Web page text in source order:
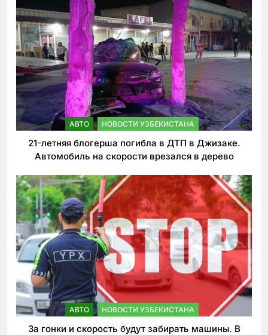
АВТО НОВОСТИ УЗБЕКИСТАНА
21-летняя блогерша погибла в ДТП в Джизаке.
Автомобиль на скорости врезался в дерево
АВТО НОВОСТИ УЗБЕКИСТАНА
За гонки и скорость будут забирать машины. В